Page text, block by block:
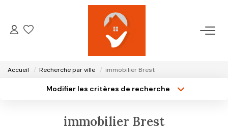
ACCUEIL
Accueil Recherche par ville immobilier Brest
Modifier les critères de recherche
immobilier Brest